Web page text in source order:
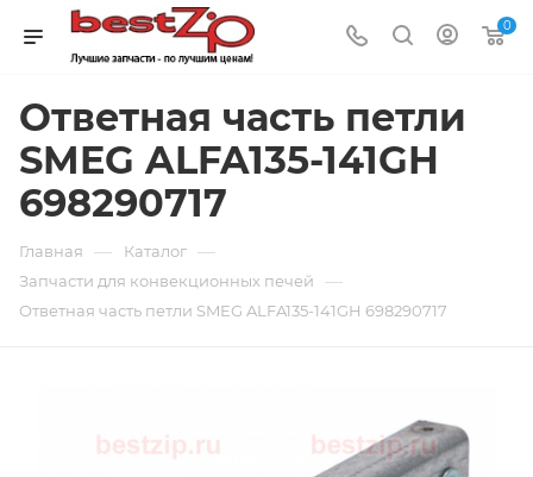
0
Ответная часть петли
SMEG ALFA135-141GH
698290717
Главная — Каталог —
Запчасти для конвекционных печей —
Ответная часть петли SMEG ALFA135-141GH 698290717